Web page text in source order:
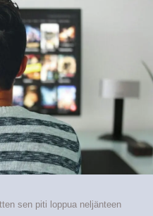
sen piti loppua neljänteen